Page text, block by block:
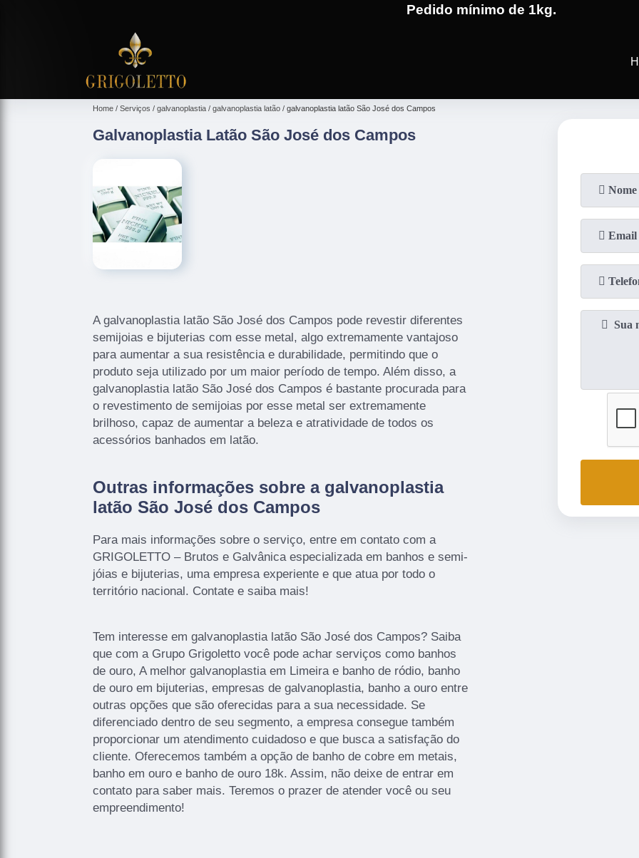
Pedido mínimo de 1kg.
(19)3701-4682
Home Serviços galvanoplastia galvanoplastia latão galvanoplastia latão São José dos Campos
Galvanoplastia Latão São José dos Campos
A galvanoplastia latão São José dos Campos pode revestir diferentes
semijoias e bijuterias com esse metal, algo extremamente vantajoso
para aumentar a sua resistência e durabilidade, permitindo que o
produto seja utilizado por um maior período de tempo. Além disso, a
galvanoplastia latão São José dos Campos é bastante procurada para
o revestimento de semijoias por esse metal ser extremamente
brilhoso, capaz de aumentar a beleza e atratividade de todos os
acessórios banhados em latão.
Outras informações sobre a galvanoplastia
latão São José dos Campos
Para mais informações sobre o serviço, entre em contato com a
GRIGOLETTO – Brutos e Galvânica especializada em banhos e semi-
jóias e bijuterias, uma empresa experiente e que atua por todo o
território nacional. Contate e saiba mais!
Tem interesse em galvanoplastia latão São José dos Campos? Saiba
que com a Grupo Grigoletto você pode achar serviços como banhos
de ouro, A melhor galvanoplastia em Limeira e banho de ródio, banho
de ouro em bijuterias, empresas de galvanoplastia, banho a ouro entre
outras opções que são oferecidas para a sua necessidade. Se
diferenciado dentro de seu segmento, a empresa consegue também
proporcionar um atendimento cuidadoso e que busca a satisfação do
cliente. Oferecemos também a opção de banho de cobre em metais,
banho em ouro e banho de ouro 18k. Assim, não deixe de entrar em
contato para saber mais. Teremos o prazer de atender você ou seu
empreendimento!